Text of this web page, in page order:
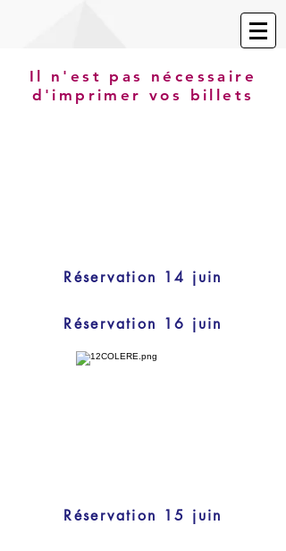
Il n'est pas nécessaire
d'imprimer vos billets
Réservation 14 juin
Réservation 16 juin
Réservation 15 juin